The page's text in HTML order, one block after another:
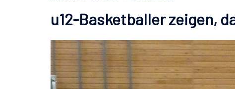
u12-Basketballer zeigen,